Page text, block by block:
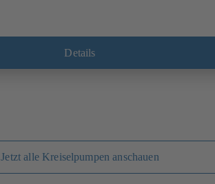
Details
Jetzt alle Kreiselpumpen anschauen